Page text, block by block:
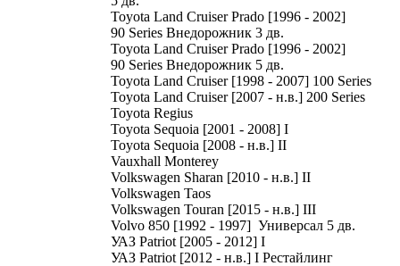
Toyota Land Cruiser Prado [1996 - 2002]
90 Series Внедорожник 3 дв.
Toyota Land Cruiser Prado [1996 - 2002]
90 Series Внедорожник 5 дв.
Toyota Land Cruiser [1998 - 2007] 100 Series
Toyota Land Cruiser [2007 - н.в.] 200 Series
Toyota Regius
Toyota Sequoia [2001 - 2008] I
Toyota Sequoia [2008 - н.в.] II
Vauxhall Monterey
Volkswagen Sharan [2010 - н.в.] II
Volkswagen Taos
Volkswagen Touran [2015 - н.в.] III
Volvo 850 [1992 - 1997] Универсал 5 дв.
УАЗ Patriot [2005 - 2012] I
УАЗ Patriot [2012 - н.в.] I Рестайлинг